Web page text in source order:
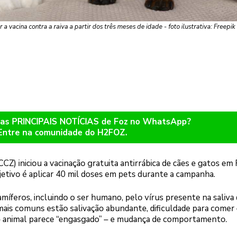
a vacina contra a raiva a partir dos três meses de idade - foto ilustrativa: Freepik
PRINCIPAIS NOTÍCIAS de Foz no WhatsApp?
na comunidade do H2FOZ.
iniciou a vacinação gratuita antirrábica de cães e gatos em
é aplicar 40 mil doses em pets durante a campanha.
incluindo o ser humano, pelo vírus presente na saliva
comuns estão salivação abundante, dificuldade para comer
parece “engasgado” – e mudança de comportamento.